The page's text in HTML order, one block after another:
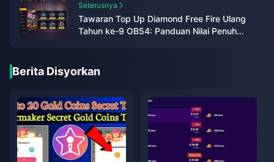
Seterusnya
Tawaran Top Up Diamond Free Fire Ulang
Tahun ke-9 OB54: Panduan Nilai Penuh
Berita Disyorkan